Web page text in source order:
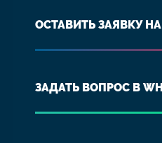
ОСТАВИТЬ ЗАЯВКУ
ЗАДАТЬ ВОПРОС В